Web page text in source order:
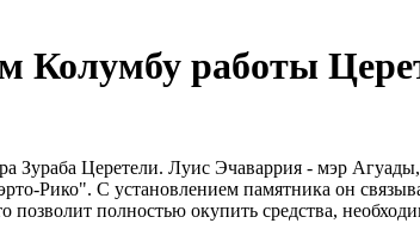
Колумбу работы
Зураба Церетели. Луис Эчаваррия - мэр
Рико". С установлением памятника он
полностью окупить средства,